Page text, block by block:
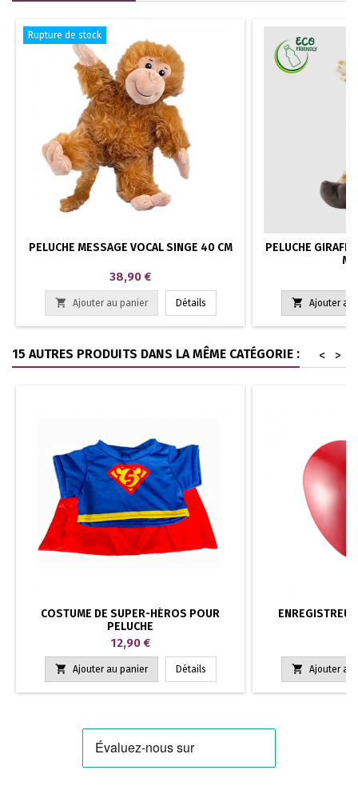
Rupture de stock
PELUCHE MESSAGE VOCAL SINGE 40 CM
Prix
38,90 €
 Ajouter au panier Détails
PELUCHE GIRAFE
 Ajouter au
15 AUTRES PRODUITS DANS LA MÊME CATÉGORIE : >
<
COSTUME DE SUPER-HÉROS POUR
PELUCHE
Prix
12,90 €
 Ajouter au panier Détails  Ajouter au